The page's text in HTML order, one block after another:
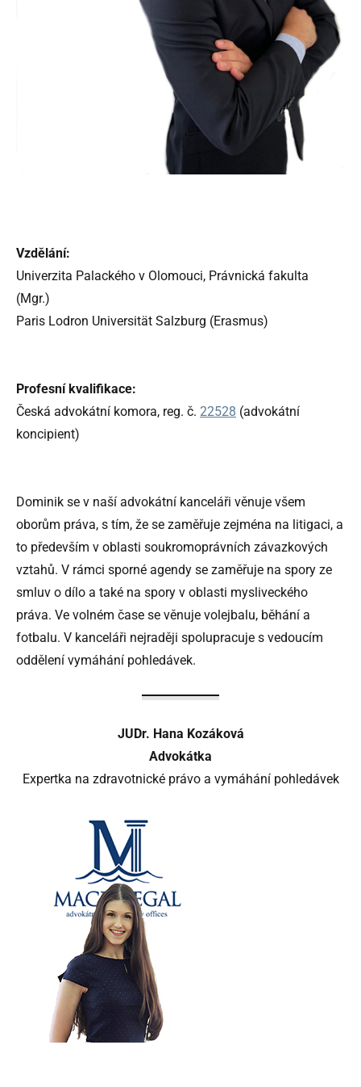
Vzdělání:
Univerzita Palackého v Olomouci, Právnická fakulta
(Mgr.)
Paris Lodron Universität Salzburg (Erasmus)
Profesní kvalifikace:
Česká advokátní komora, reg. č. 22528 (advokátní
koncipient)
Dominik se v naší advokátní kanceláři věnuje všem
oborům práva, s tím, že se zaměřuje zejména na litigaci, a
to především v oblasti soukromoprávních závazkových
vztahů. V rámci sporné agendy se zaměřuje na spory ze
smluv o dílo a také na spory v oblasti mysliveckého
práva. Ve volném čase se věnuje volejbalu, běhání a
fotbalu. V kanceláři nejraději spolupracuje s vedoucím
oddělení vymáhání pohledávek.
JUDr. Hana Kozáková
Advokátka
Expertka na zdravotnické právo a vymáhání pohledávek